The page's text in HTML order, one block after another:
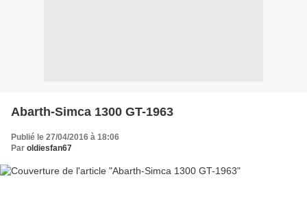
Abarth-Simca 1300 GT-1963
Publié le 27/04/2016 à 18:06
Par oldiesfan67